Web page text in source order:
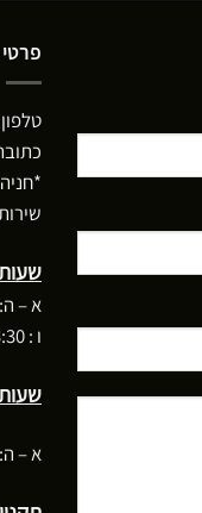
כתובת
א – ה: 18:00 – 09:00
ו : 13:30 – 09:00
א – ה: 16:00 – 09:00